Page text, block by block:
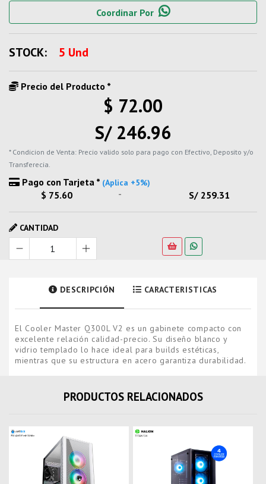
Coordinar Por
STOCK: 5 Und
Precio del Producto *
$ 72.00
S/ 246.96
* Condicion de Venta: Precio valido solo para pago con Efectivo, Deposito y/o
Transferecia.
Pago con Tarjeta * (Aplica +5%)
$ 75.60 - S/ 259.31
CANTIDAD
DESCRIPCIÓN CARACTERISTICAS
El Cooler Master Q300L V2 es un gabinete compacto con
excelente relación calidad-precio. Su diseño blanco y
vidrio templado lo hace ideal para builds estéticas,
mientras que su estructura en acero garantiza durabilidad.
PRODUCTOS RELACIONADOS